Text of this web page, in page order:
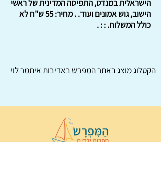
הישראלית במנדט, התפיסה המדינית של ראשי
הישוב, גוש אמונים ועוד. . מחיר: 55 ש"ח לא
כולל המשלוח. : : .
הקטלוג מוצג באתרהמפרשבאדיבות איתמר לוי